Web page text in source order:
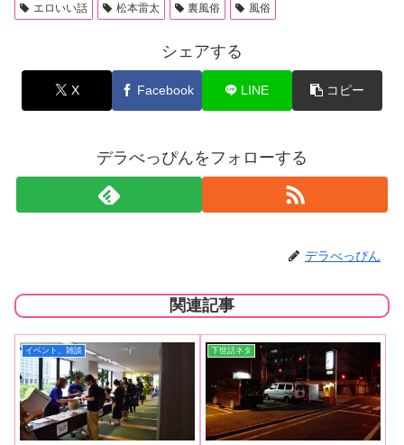
エロいい話 松本雷太 裏風俗 風俗
シェアする
X Facebook LINE コピー
デラべっぴんをフォローする
デラべっぴん
関連記事
イベント、雑談 下世話ネタ